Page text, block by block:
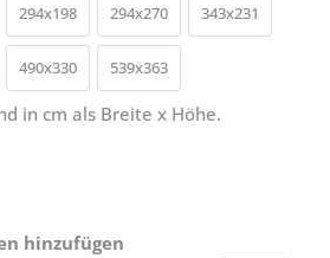
294x198 294x270 343x231
490x330 539x363
in cm als Breite x Höhe.
hinzufügen